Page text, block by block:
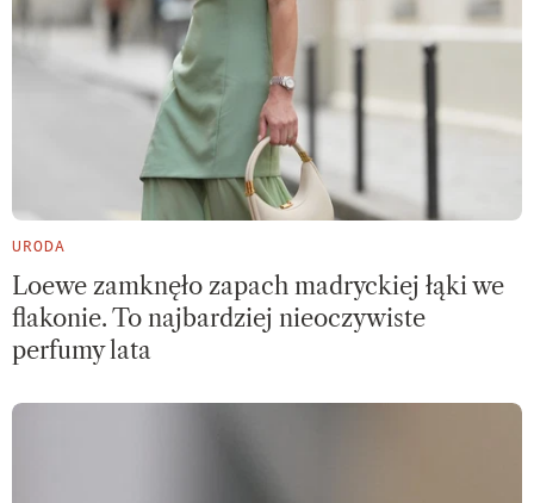
URODA
Loewe zamknęło zapach madryckiej łąki we
flakonie. To najbardziej nieoczywiste
perfumy lata